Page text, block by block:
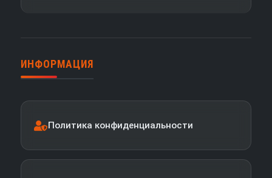
ИНФОРМАЦИЯ
Политика конфиденциальности